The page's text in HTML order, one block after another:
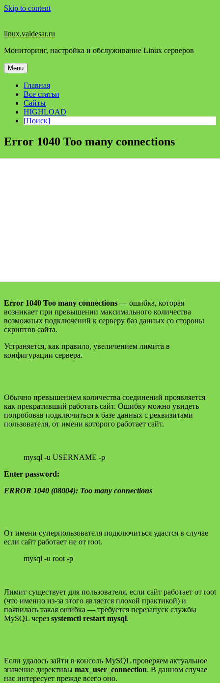
Skip to content
linux.valdesar.ru
Мониторинг, настройка и обслуживание Linux серверов
Menu
Главная
Все статьи
Сайты
HIGHLOAD
[Поиск]
Error 1040 Too many connections
Error 1040 Too many connections — ошибка, которая
возникает при превышении максимального количества
возможных подключений к серверу баз данных со стороны
скриптов сайта.
Устраняется, как правило, увеличением лимита в
конфигурации сервера.
Обычно превышением количества соединений проявляется
как прекративший работать сайт. Ошибку можно увидеть
попробовав подключиться к базе данных с реквизитами
пользователя, от имени которого работает сайт.
mysql -u USERNAME -p
Enter password:
ERROR 1040 (08004): Too many connections
От имени суперпользователя подключиться удастся в случае
если сайт работает не от root.
mysql -u root -p
Лимит существует для пользователя, если сайт работает от root
(что именно из-за этого является плохой практикой) и
появилась такая ошибка — требуется перезапуск службы
MySQL через systemctl restart mysql.
Если удалось зайти в консоль MySQL проверяем актуальное
значение директивы max_user_connection. В данном случае
нас интересует прежде всего оно.